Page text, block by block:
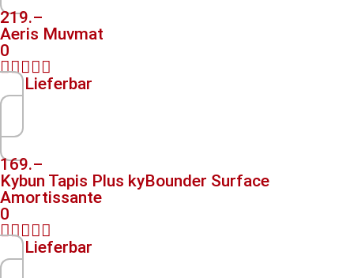
219.–
Aeris Muvmat
0

Lieferbar
169.–
Kybun Tapis Plus kyBounder Surface
Amortissante
0

Lieferbar